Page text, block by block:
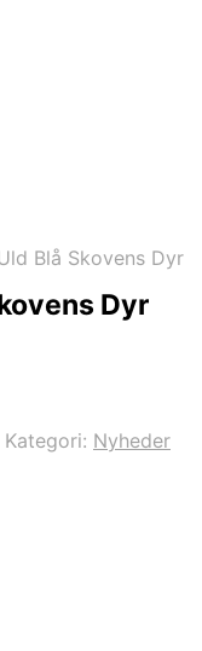
Blå Skovens Dyr
Dyr
Kategori: Nyheder